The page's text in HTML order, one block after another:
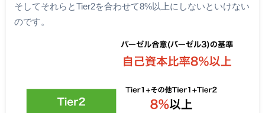
そしてそれらとTier2を合わせて8%以上にしないといけない
のです。